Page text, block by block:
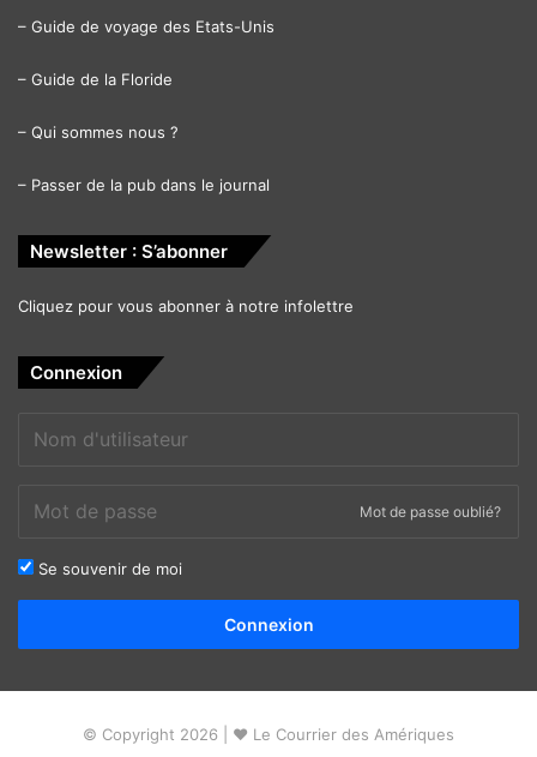
– Guide de voyage des Etats-Unis
– Guide de la Floride
– Qui sommes nous ?
– Passer de la pub dans le journal
Newsletter : S’abonner
Cliquez pour vous abonner à notre infolettre
Connexion
Mot de passe oublié?
Se souvenir de moi
Connexion
© Copyright 2026 | ❤ Le Courrier des Amériques